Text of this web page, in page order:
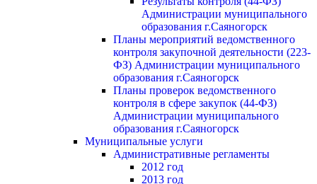
Администрации муниципального
образования г.Саяногорск
Планы мероприятий ведомственного
контроля закупочной деятельности (223-
ФЗ) Администрации муниципального
образования г.Саяногорск
Планы проверок ведомственного
контроля в сфере закупок (44-ФЗ)
Администрации муниципального
образования г.Саяногорск
Муниципальные услуги
Административные регламенты
2012 год
2013 год